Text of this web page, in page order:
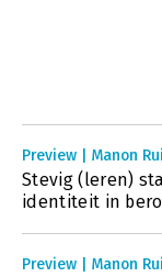
Preview | Manon
Stevig (leren)
identiteit in
Preview | Manon